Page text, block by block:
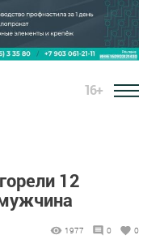
16+
12
1977 0 0